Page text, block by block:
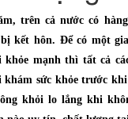
trên cả nước có
kết hôn. Để có một
khỏe mạnh thì tất cả
khám sức khỏe trước
khỏi lo lắng khi